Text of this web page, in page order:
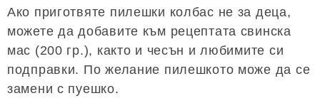
Ако приготвяте пилешки колбас не за деца,
можете да добавите към рецептата свинска
мас (200 гр.), както и чесън и любимите си
подправки. По желание пилешкото може да се
замени с пуешко.